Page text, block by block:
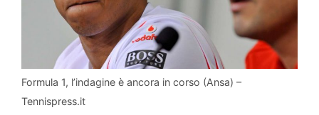
Formula 1, l’indagine è ancora in corso (Ansa) –
Tennispress.it